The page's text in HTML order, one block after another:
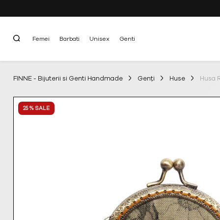
Femei Barbati Unisex Genti
FINNE - Bijuterii si Genti Handmade Genți Huse Husa
25 % SALE